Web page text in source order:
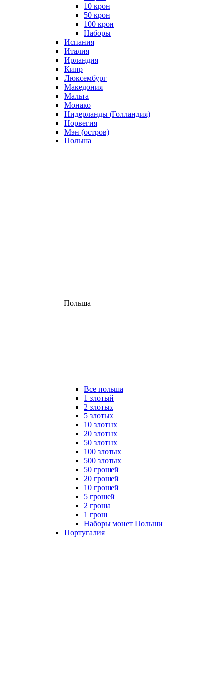
10 крон
50 крон
100 крон
Наборы
Испания
Италия
Ирландия
Кипр
Люксембург
Македония
Мальта
Монако
Нидерланды (Голландия)
Норвегия
Мэн (остров)
Польша
Польша
Все польша
1 злотый
2 злотых
5 злотых
10 злотых
20 злотых
50 злотых
100 злотых
500 злотых
50 грошей
20 грошей
10 грошей
5 грошей
2 гроша
1 грош
Наборы монет Польши
Португалия